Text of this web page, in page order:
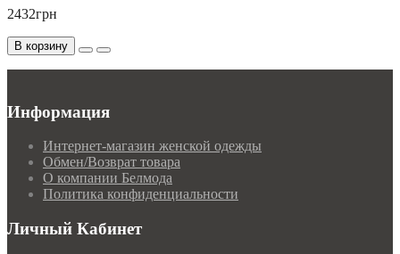
2432грн
В корзину
Информация
Интернет-магазин женской одежды
Обмен/Возврат товара
О компании Белмода
Политика конфиденциальности
Личный Кабинет